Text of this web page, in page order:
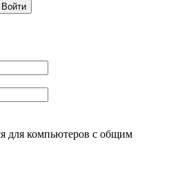
для компьютеров с общим